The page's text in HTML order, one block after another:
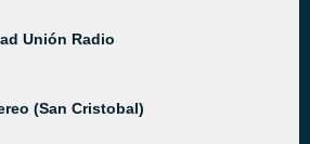
Unión Radio
(San Cristobal)